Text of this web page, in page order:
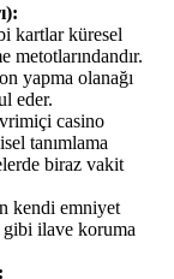
kartlar küresel
metotlarındandır.
yapma olanağı
eder.
casino
tanımlama
biraz vakit
kendi emniyet
gibi ilave koruma